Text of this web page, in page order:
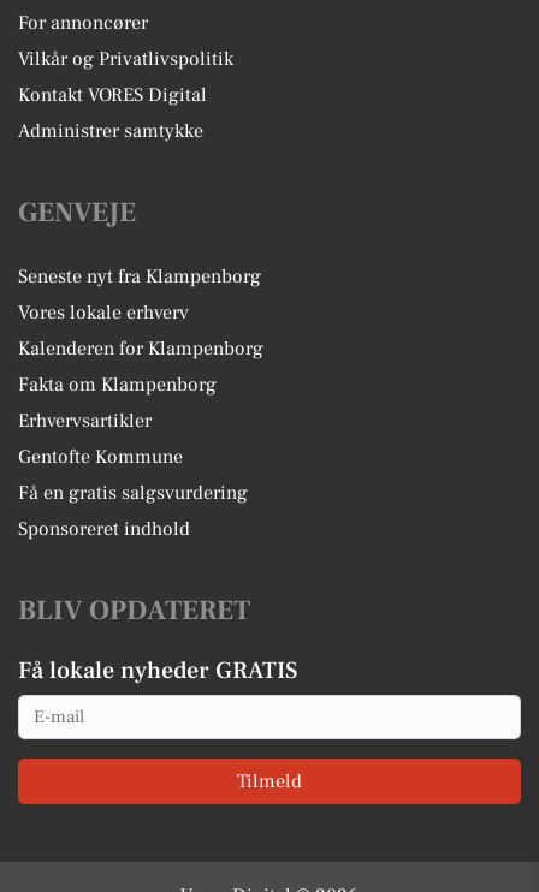
For annoncører
Vilkår og Privatlivspolitik
Kontakt VORES Digital
Administrer samtykke
GENVEJE
Seneste nyt fra Klampenborg
Vores lokale erhverv
Kalenderen for Klampenborg
Fakta om Klampenborg
Erhvervsartikler
Gentofte Kommune
Få en gratis salgsvurdering
Sponsoreret indhold
BLIV OPDATERET
Få lokale nyheder GRATIS
Email
Tilmeld